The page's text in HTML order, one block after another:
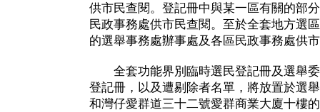
供市民查閱。登記冊中與某一區有關的部
民政事務處供市民查閱。至於全套地方選
的選舉事務處辦事處及各區民政事務處供
全套功能界別臨時選民登記冊及選舉委
登記冊，以及遭剔除者名單，將放置於選
和灣仔愛群道三十二號愛群商業大廈十樓